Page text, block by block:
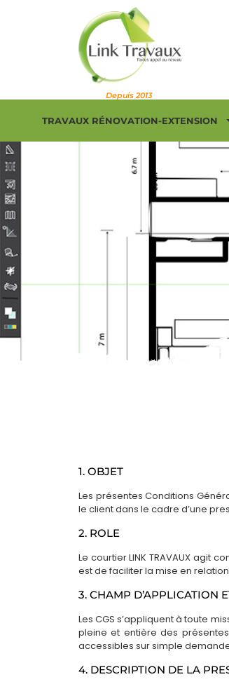
Depuis 2013
TRAVAUX RÉNOVATION-EXTENSION
1. OBJET
Les présentes Conditions
le client dans le cadre d’une
2. ROLE
Le courtier LINK TRAVAUX agit
est de faciliter la mise en
3. CHAMP D’APPLICATION
Les CGS s’appliquent à toute
pleine et entière des
accessibles sur simple
4. DESCRIPTION DE LA
Rénovation totale
appartement 50m2
1
06200 Nice, France